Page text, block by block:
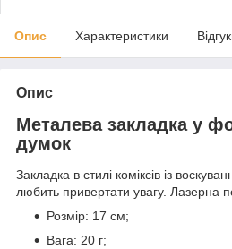
Опис Характеристики
Опис
Металева закладка у
думок
Закладка в стилі коміксів із
любить привертати увагу. Лазерна
Розмір: 17 см;
Вага: 20 г;